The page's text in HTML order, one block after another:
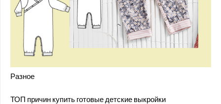
Разное
ТОП причин купить готовые детские выкройки